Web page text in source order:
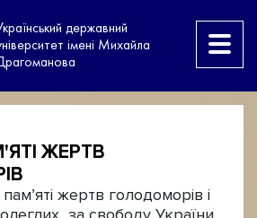
державний
імені Михайла
ЖЕРТВ
жертв голодоморів і